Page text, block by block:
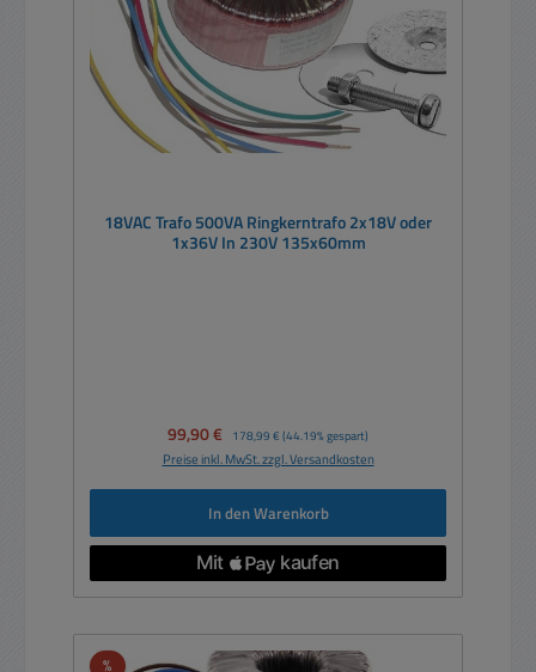
18VAC Trafo 500VA Ringkerntrafo 2x18V oder
1x36V In 230V 135x60mm
Verkaufspreis:
99,90 € Regulärer Preis:
178,99 € (44.19% gespart)
Preise inkl. MwSt. zzgl. Versandkosten
In den Warenkorb
%Rabatt